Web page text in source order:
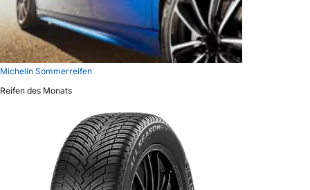
Michelin Sommerreifen
Reifen des Monats